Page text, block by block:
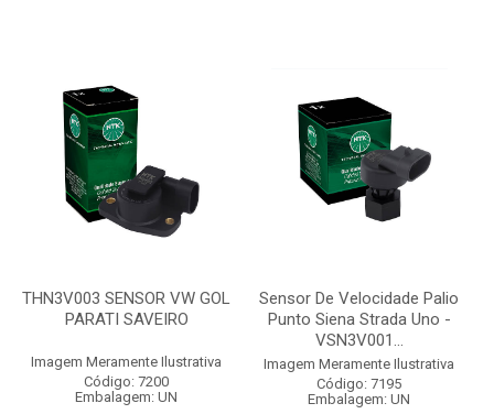
THN3V003 SENSOR VW GOL
PARATI SAVEIRO
Imagem Meramente Ilustrativa
Código: 7200
Embalagem: UN
Sensor De Velocidade Palio
Punto Siena Strada Uno -
VSN3V001...
Imagem Meramente Ilustrativa
Código: 7195
Embalagem: UN